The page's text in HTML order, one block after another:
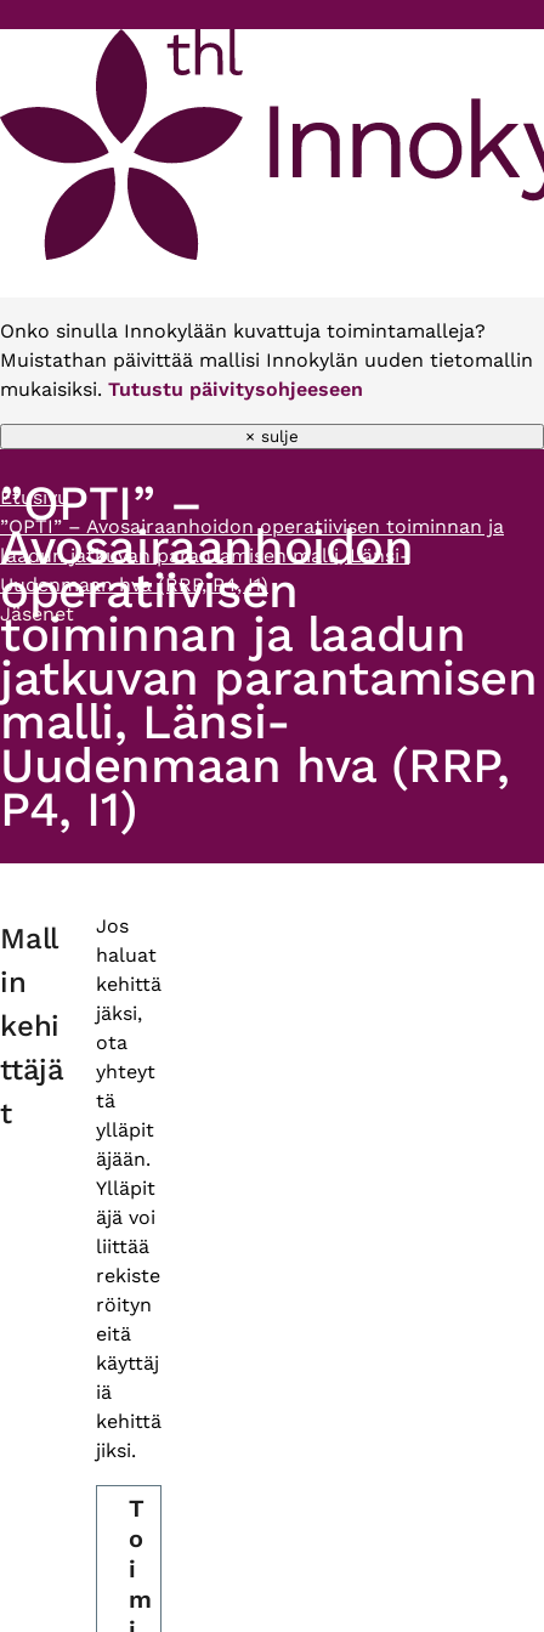
Onko sinulla Innokylään kuvattuja toimintamalleja?
Muistathan päivittää mallisi Innokylän uuden tietomallin
mukaisiksi. Tutustu päivitysohjeeseen
× sulje
Murupolku
Etusivu
”OPTI” – Avosairaanhoidon operatiivisen toiminnan ja
laadun jatkuvan parantamisen malli, Länsi-
Uudenmaan hva (RRP, P4, I1)​
Jäsenet
”OPTI” –
Avosairaanhoidon
operatiivisen
toiminnan ja laadun
jatkuvan parantamisen
malli, Länsi-
Uudenmaan hva (RRP,
P4, I1)​
Primary
tabs
Mall
in
kehi
ttäjä
t
Jos
haluat
kehittä
jäksi,
ota
yhteyt
tä
ylläpit
äjään.
Ylläpit
äjä voi
liittää
rekiste
röityn
eitä
käyttäj
iä
kehittä
jiksi.
T
o
i
m